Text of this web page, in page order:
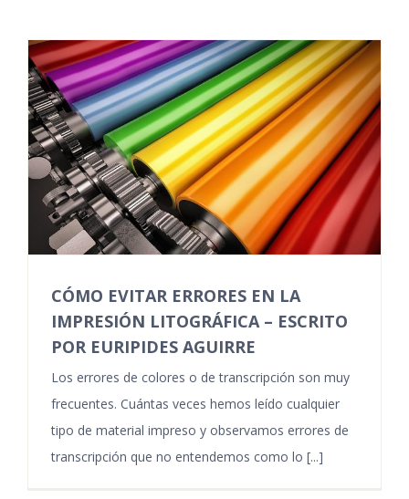
CÓMO EVITAR ERRORES EN LA
IMPRESIÓN LITOGRÁFICA – ESCRITO
POR EURIPIDES AGUIRRE
Los errores de colores o de transcripción son muy
frecuentes. Cuántas veces hemos leído cualquier
tipo de material impreso y observamos errores de
transcripción que no entendemos como lo [...]